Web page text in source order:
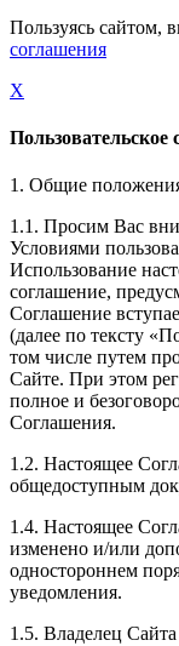
Пользуясь сайтом,
соглашения
X
Пользовательское
1. Общие
1.1. Просим Вас
Условиями
Использование
соглашение,
Соглашение
(далее по тексту
том числе путем
Сайте. При этом
полное и
Соглашения.
1.2. Настоящее
общедоступным
1.4. Настоящее
изменено и/или
одностороннем
уведомления.
1.5. Владелец